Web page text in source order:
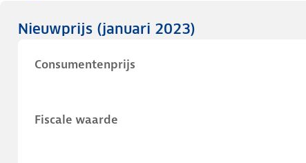
Nieuwprijs (januari 2023)
Consumentenprijs
Fiscale waarde